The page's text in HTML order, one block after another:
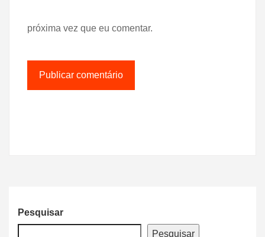
próxima vez que eu comentar.
Pesquisar
Pesquisar